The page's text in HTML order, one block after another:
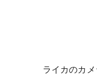
ライカのカ